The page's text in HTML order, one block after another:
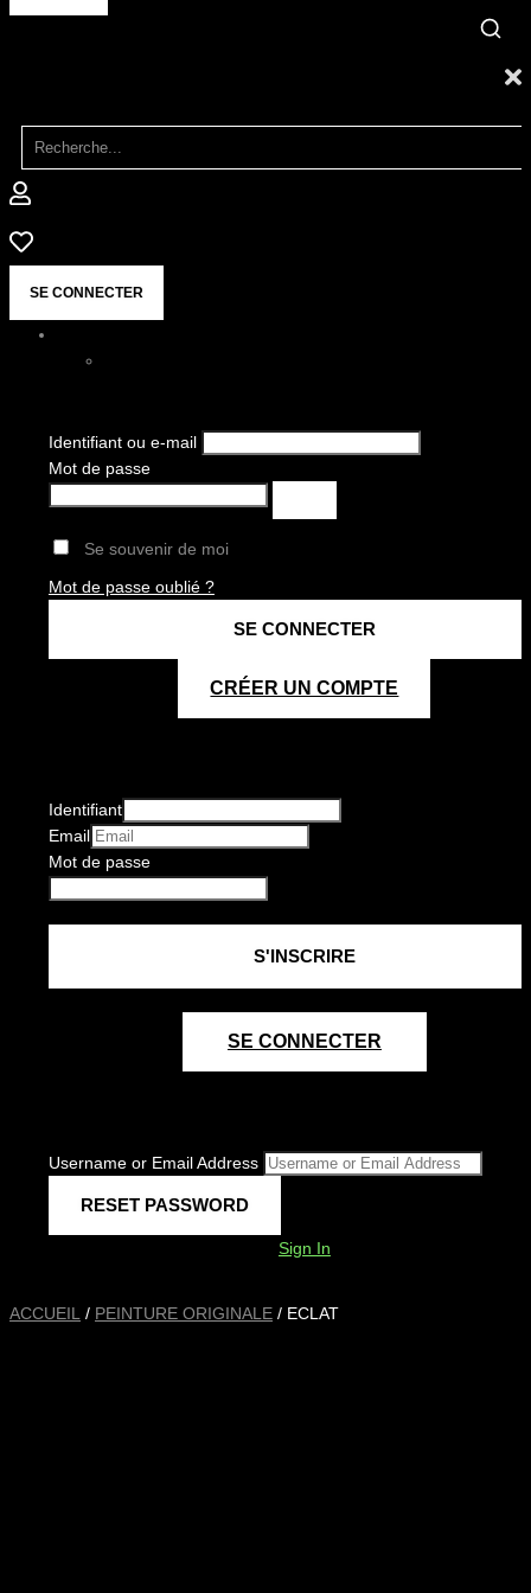
SE CONNECTER
Identifiant ou e-mail
Mot de passe
Se souvenir de moi
Mot de passe oublié ?
CRÉER UN COMPTE
Identifiant
Email
Mot de passe
SE CONNECTER
Username or Email Address
Sign In
ACCUEIL / PEINTURE ORIGINALE / ECLAT